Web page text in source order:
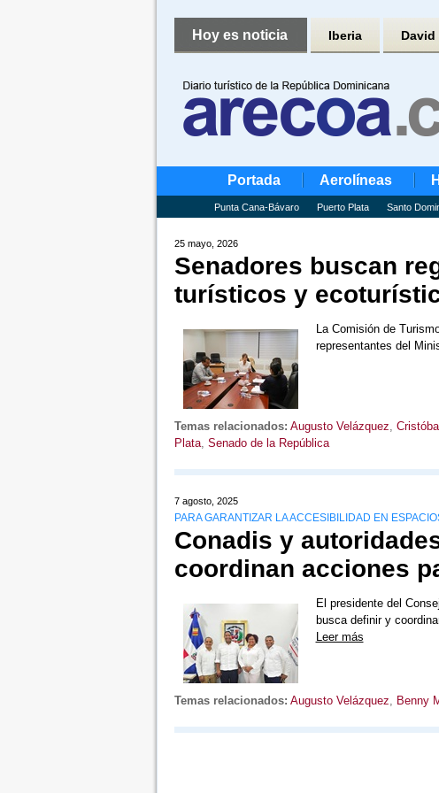
Hoy es noticia Iberia David
Portada Aerolíneas
Punta Cana-Bávaro Puerto Plata Santo
25 mayo, 2026
Senadores buscan
turísticos y
La Comisión de
representantes del
Temas relacionados: Augusto Velázquez,
Plata, Senado de la República
7 agosto, 2025
PARA GARANTIZAR LA ACCESIBILIDAD EN
Conadis y
coordinan acciones
El presidente del
busca definir y
Leer más
Temas relacionados: Augusto Velázquez, Benny